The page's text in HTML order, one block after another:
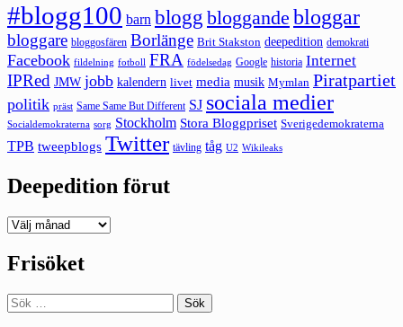
#blogg100 barn blogg bloggande bloggar
bloggare bloggosfären Borlänge Brit Stakston deepedition demokrati
Facebook fildelning fotboll FRA födelsedag Google historia Internet
IPRed JMW jobb kalendern livet media musik Mymlan Piratpartiet
politik präst Same Same But Different SJ sociala medier
Socialdemokraterna sorg Stockholm Stora Bloggpriset Sverigedemokraterna
TPB tweepblogs Twitter tävling tåg U2 Wikileaks
Deepedition förut
Deepedition
Frisöket
Sök
efter: